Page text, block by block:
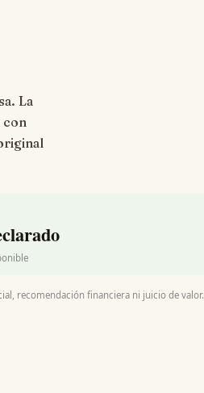
La
con
recomendación financiera ni juicio de valor.